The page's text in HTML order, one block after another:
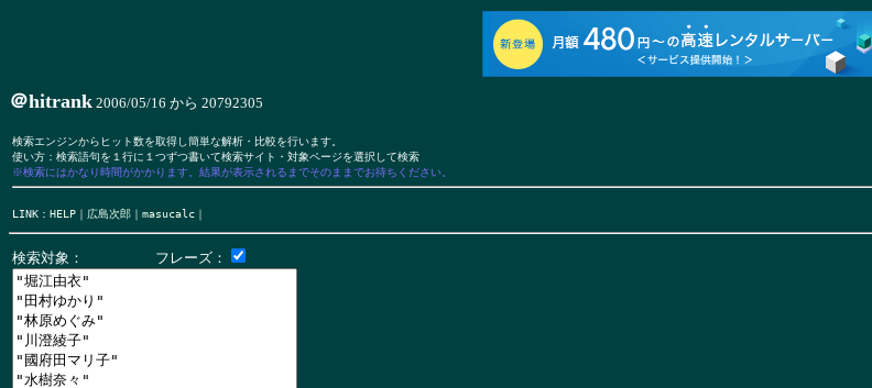
＠hitrank 2006/05/16 から 20792305
検索エンジンからヒット数を取得し簡単な解析・比較を行います。
※検索にはかなり時間がかかります。結果が表示されるまでそのままでお待ちください。
LINK： HELP ｜ 広島次郎 ｜ masucalc
検索対象： フレーズ：